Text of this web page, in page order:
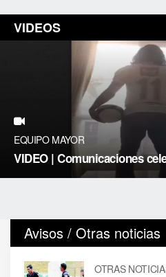
VIDEOS
EQUIPO MAYOR
VIDEO | Comunicaciones
Avisos / Otras noticias
OTRAS